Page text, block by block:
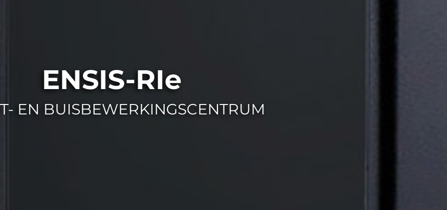
ENSIS-RIe
EN BUISBEWERKINGSCENTRUM